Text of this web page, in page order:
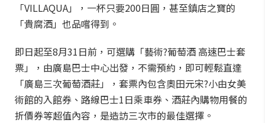
「VILLAQUA」，一杯只要200日圓，甚至鎮店之寶的
「貴腐酒」也品嚐得到。
即日起至8月31日前，可選購「藝術?葡萄酒 高速巴士套
票」，由廣島巴士中心出發，不需預約，即可輕鬆直達
「廣島三次葡萄酒莊」，套票內包含奧田元宋?小由女美
術館的入館券、路線巴士1日乘車券、酒莊內購物用餐的
折價券等超值內容，是造訪三次市的最佳選擇。